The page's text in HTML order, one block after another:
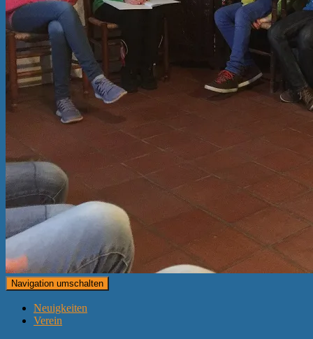
Navigation umschalten
Neuigkeiten
Verein